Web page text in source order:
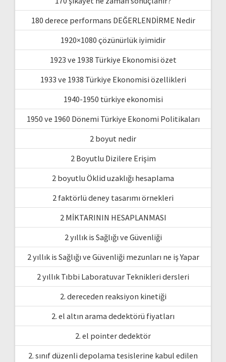
180 derece performans DEĞERLENDİRME Nedir
1920×1080 çözünürlük iyimidir
1923 ve 1938 Türkiye Ekonomisi özet
1933 ve 1938 Türkiye Ekonomisi özellikleri
1940-1950 türkiye ekonomisi
1950 ve 1960 Dönemi Türkiye Ekonomi Politikaları
2 boyut nedir
2 Boyutlu Dizilere Erişim
2 boyutlu Öklid uzaklığı hesaplama
2 faktörlü deney tasarımı örnekleri
2 MİKTARININ HESAPLANMASI
2 yıllık is Sağlığı ve Güvenliği
2 yıllık is Sağlığı ve Güvenliği mezunları ne iş Yapar
2 yıllık Tıbbi Laboratuvar Teknikleri dersleri
2. dereceden reaksiyon kinetiği
2. el altın arama dedektörü fiyatları
2. el pointer dedektör
2. sınıf düzenli depolama tesislerine kabul edilen